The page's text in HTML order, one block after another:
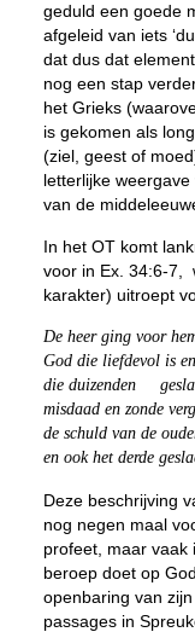
geduld een goede
afgeleid van iets
dat dus dat
nog een stap
het Grieks
is gekomen als
(ziel, geest of
letterlijke weergave
van de
In het OT komt
voor in Ex. 34:6-7,
karakter) uitroept
De heerging voor
God die liefdevol is
die duizenden
misdaad en zonde
de schuld van de
en ook het derde
Deze beschrijving
nog negen maal
profeet, maar vaak
beroep doet op
openbaring van
passages in